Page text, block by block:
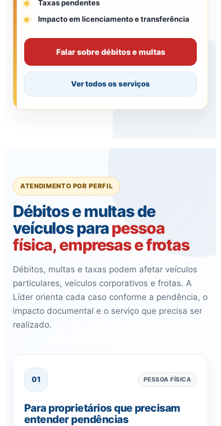
Taxas pendentes
Impacto em licenciamento e transferência
Falar sobre débitos e multas
Ver todos os serviços
ATENDIMENTO POR PERFIL
Débitos e multas de
veículos parapessoa
física, empresas e frotas
Débitos, multas e taxas podem afetar veículos
particulares, veículos corporativos e frotas. A
Líder orienta cada caso conforme a pendência, o
impacto documental e o serviço que precisa ser
realizado.
01 PESSOA FÍSICA
Para proprietários que precisam
entender pendências